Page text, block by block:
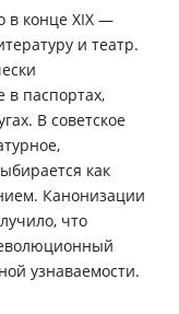
в конце XIX —
и театр.
в паспортах,
В советское
как
Канонизации
что
узнаваемости.